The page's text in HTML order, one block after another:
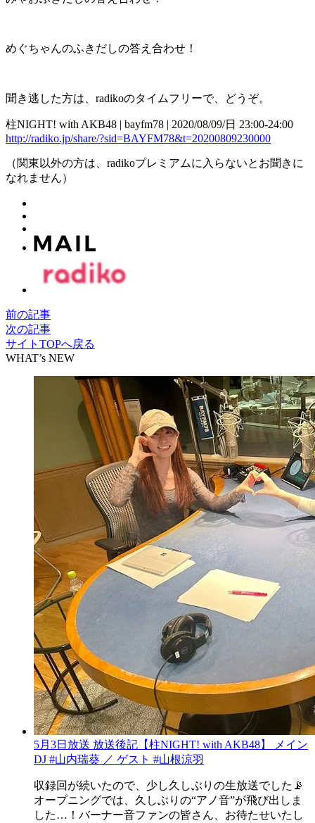
めぐちゃんのふきだしの答え合わせ！
聞き逃した方は、radikoのタイムフリーで、どうぞ。
柱NIGHT! with AKB48 | bayfm78 | 2020/08/09/日 23:00-24:00
http://radiko.jp/share/?sid=BAYFM78&t=20200809230000
（関東以外の方は、radikoプレミアムに入らないとお聞きに
なれません）
前の記事
次の記事
サイトTOPへ戻る
WHAT’s NEW
5月3日放送 放送後記【柱NIGHT! with AKB48】 メイン
DJ #山内瑞葵 ／ ゲスト #山根涼羽
収録回が続いたので、少し久しぶりの生放送でした📡
オープニングでは、久しぶりの“アノ音”が飛び出しま
した…！バーナー音ファンの皆さん、お待たせいたし